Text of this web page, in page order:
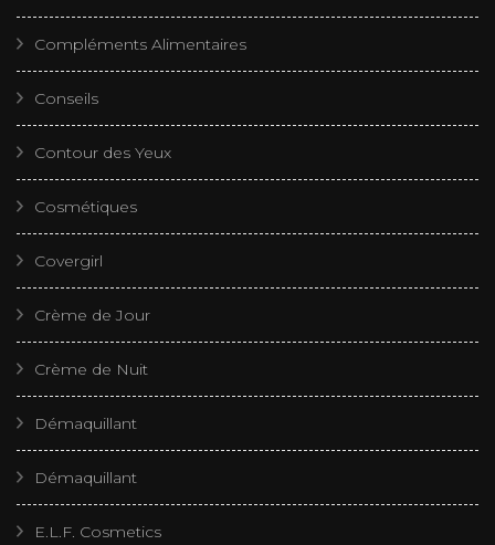
Compléments Alimentaires
Conseils
Contour des Yeux
Cosmétiques
Covergirl
Crème de Jour
Crème de Nuit
Démaquillant
Démaquillant
E.L.F. Cosmetics